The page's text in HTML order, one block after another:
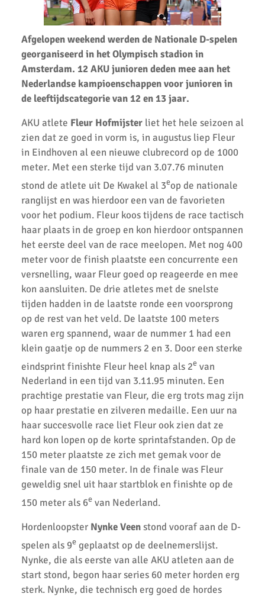
AKU jeugdatleten in de prijzen tijdens Nederlandse
Kampioenschappen.
Atleten enthousiast over zware cross bij AKU
37 Nieuwe Club Records
Nationale Estafette Kampioenschappen 2023
Regionale pupillen competitie finale 2023
AKU junioren succesvol tijdens landelijke finales
AKU Junioren 5e en 8e in landelijke Finale D
Emmanuella Amani Nederlands Kampioen hoogspringen
Roel Verlaan Nederlands Kampioen Vortexwerpen U12
AKU Junioren plaatsen zich voor landelijke finale
Fleur Hofmijster zilver bij nationale indoorwedstrijden atletiek
AKU jeugd succesvol tijdens nationale indoorwedstrijd.
AKU zeer succesvol tijdens NK cross
Mark Westra 6e op NK meerkamp
2 team podiumplaatsen en 2 individuele ereprijzen voor AKU bij
de Noord-Hollandse Kampioenschappen
Fleur Hofmijster 2e van Nederland op de 1000 meter.
2x Zilver voor AKU-atleten bij CD Evening Games
Competitie wedstrijden U18/U20
Atletiek Klub Uithoorn (AKU) CD junioren sluiten meerkamp
competitie sterk af!
AKU CD Junioren presteren goed bij 2e competitiewedstrijd in
AKU atleten starten baanseizoen
AKU jeugd succesvol tijdens nationale indoorwedstrijden
Goede prestaties D2 & C Junioren in Santpoort
Afgelopen weekend werden de Nationale D-spelen
georganiseerd in het Olympisch stadion in
Amsterdam. 12 AKU junioren deden mee aan het
Nederlandse kampioenschappen voor junioren in
de leeftijdscategorie van 12 en 13 jaar.
AKU atlete Fleur Hofmijster liet het hele seizoen al
zien dat ze goed in vorm is, in augustus liep Fleur
in Eindhoven al een nieuwe clubrecord op de 1000
meter. Met een sterke tijd van 3.07.76 minuten
stond de atlete uit De Kwakel al 3eop de nationale
ranglijst en was hierdoor een van de favorieten
voor het podium. Fleur koos tijdens de race tactisch
haar plaats in de groep en kon hierdoor ontspannen
het eerste deel van de race meelopen. Met nog 400
meter voor de finish plaatste een concurrente een
versnelling, waar Fleur goed op reageerde en mee
kon aansluiten. De drie atletes met de snelste
tijden hadden in de laatste ronde een voorsprong
op de rest van het veld. De laatste 100 meters
waren erg spannend, waar de nummer 1 had een
klein gaatje op de nummers 2 en 3. Door een sterke
eindsprint finishte Fleur heel knap als 2e van
Nederland in een tijd van 3.11.95 minuten. Een
prachtige prestatie van Fleur, die erg trots mag zijn
op haar prestatie en zilveren medaille. Een uur na
haar succesvolle race liet Fleur ook zien dat ze
hard kon lopen op de korte sprintafstanden. Op de
150 meter plaatste ze zich met gemak voor de
finale van de 150 meter. In de finale was Fleur
geweldig snel uit haar startblok en finishte op de
150 meter als 6e van Nederland.
Hordenloopster Nynke Veenstond vooraf aan de D-
spelen als 9e geplaatst op de deelnemerslijst.
Nynke, die als eerste van alle AKU atleten aan de
start stond, begon haar series 60 meter horden erg
sterk. Nynke, die technisch erg goed de hordes